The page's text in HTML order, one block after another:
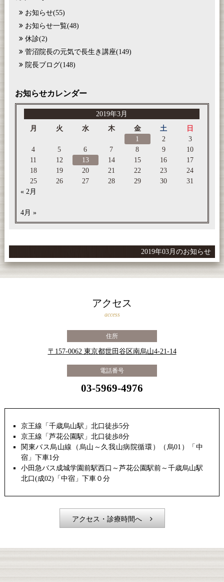
お知らせ(55)
お知らせ一覧(48)
休診(2)
菅沼院長の元気で長生き講座(149)
院長ブログ(148)
お知らせカレンダー
2019年3月
月
火 水 木 金 土
日
1
2
3
4
5 6 7 8 9
10
11
12 13 14 15 16
17
18
19 20 21 22 23
24
25
26 27 28 29 30
31
« 2月
4月 »
2019年03月のお知らせ
アクセス
access
住所
〒157-0062 東京都世田谷区南烏山4-21-14
電話番号
03-5969-4976
京王線「千歳烏山駅」北口徒歩5分
京王線「芦花公園駅」北口徒歩8分
関東バス烏山線（烏山～久我山病院循環）（烏01）「中
宿」下車1分
小田急バス成城学園前駅西口～芦花公園駅前～千歳烏山駅
北口(成02)「中宿」下車０分
アクセス・診療時間へ